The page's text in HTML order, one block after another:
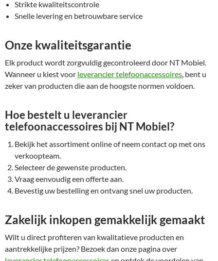
Strikte kwaliteitscontrole
Snelle levering en betrouwbare service
Onze kwaliteitsgarantie
Elk product wordt zorgvuldig gecontroleerd door NT Mobiel.
Wanneer u kiest voor leverancier telefoonaccessoires, bent u
zeker van producten die aan de hoogste normen voldoen.
Hoe bestelt u leverancier
telefoonaccessoires bij NT Mobiel?
Bekijk het assortiment online of neem contact op met ons
verkoopteam.
Selecteer de gewenste producten.
Vraag eenvoudig een offerte aan.
Bevestig uw bestelling en ontvang snel uw producten.
Zakelijk inkopen gemakkelijk gemaakt
Wilt u direct profiteren van kwalitatieve producten en
aantrekkelijke prijzen? Bezoek dan onze pagina over